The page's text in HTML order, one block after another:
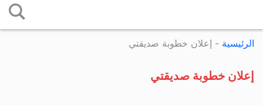
إلى
المحتوى
الرئيسية - إعلان خطوبة صديقتي
إعلان خطوبة صديقتي